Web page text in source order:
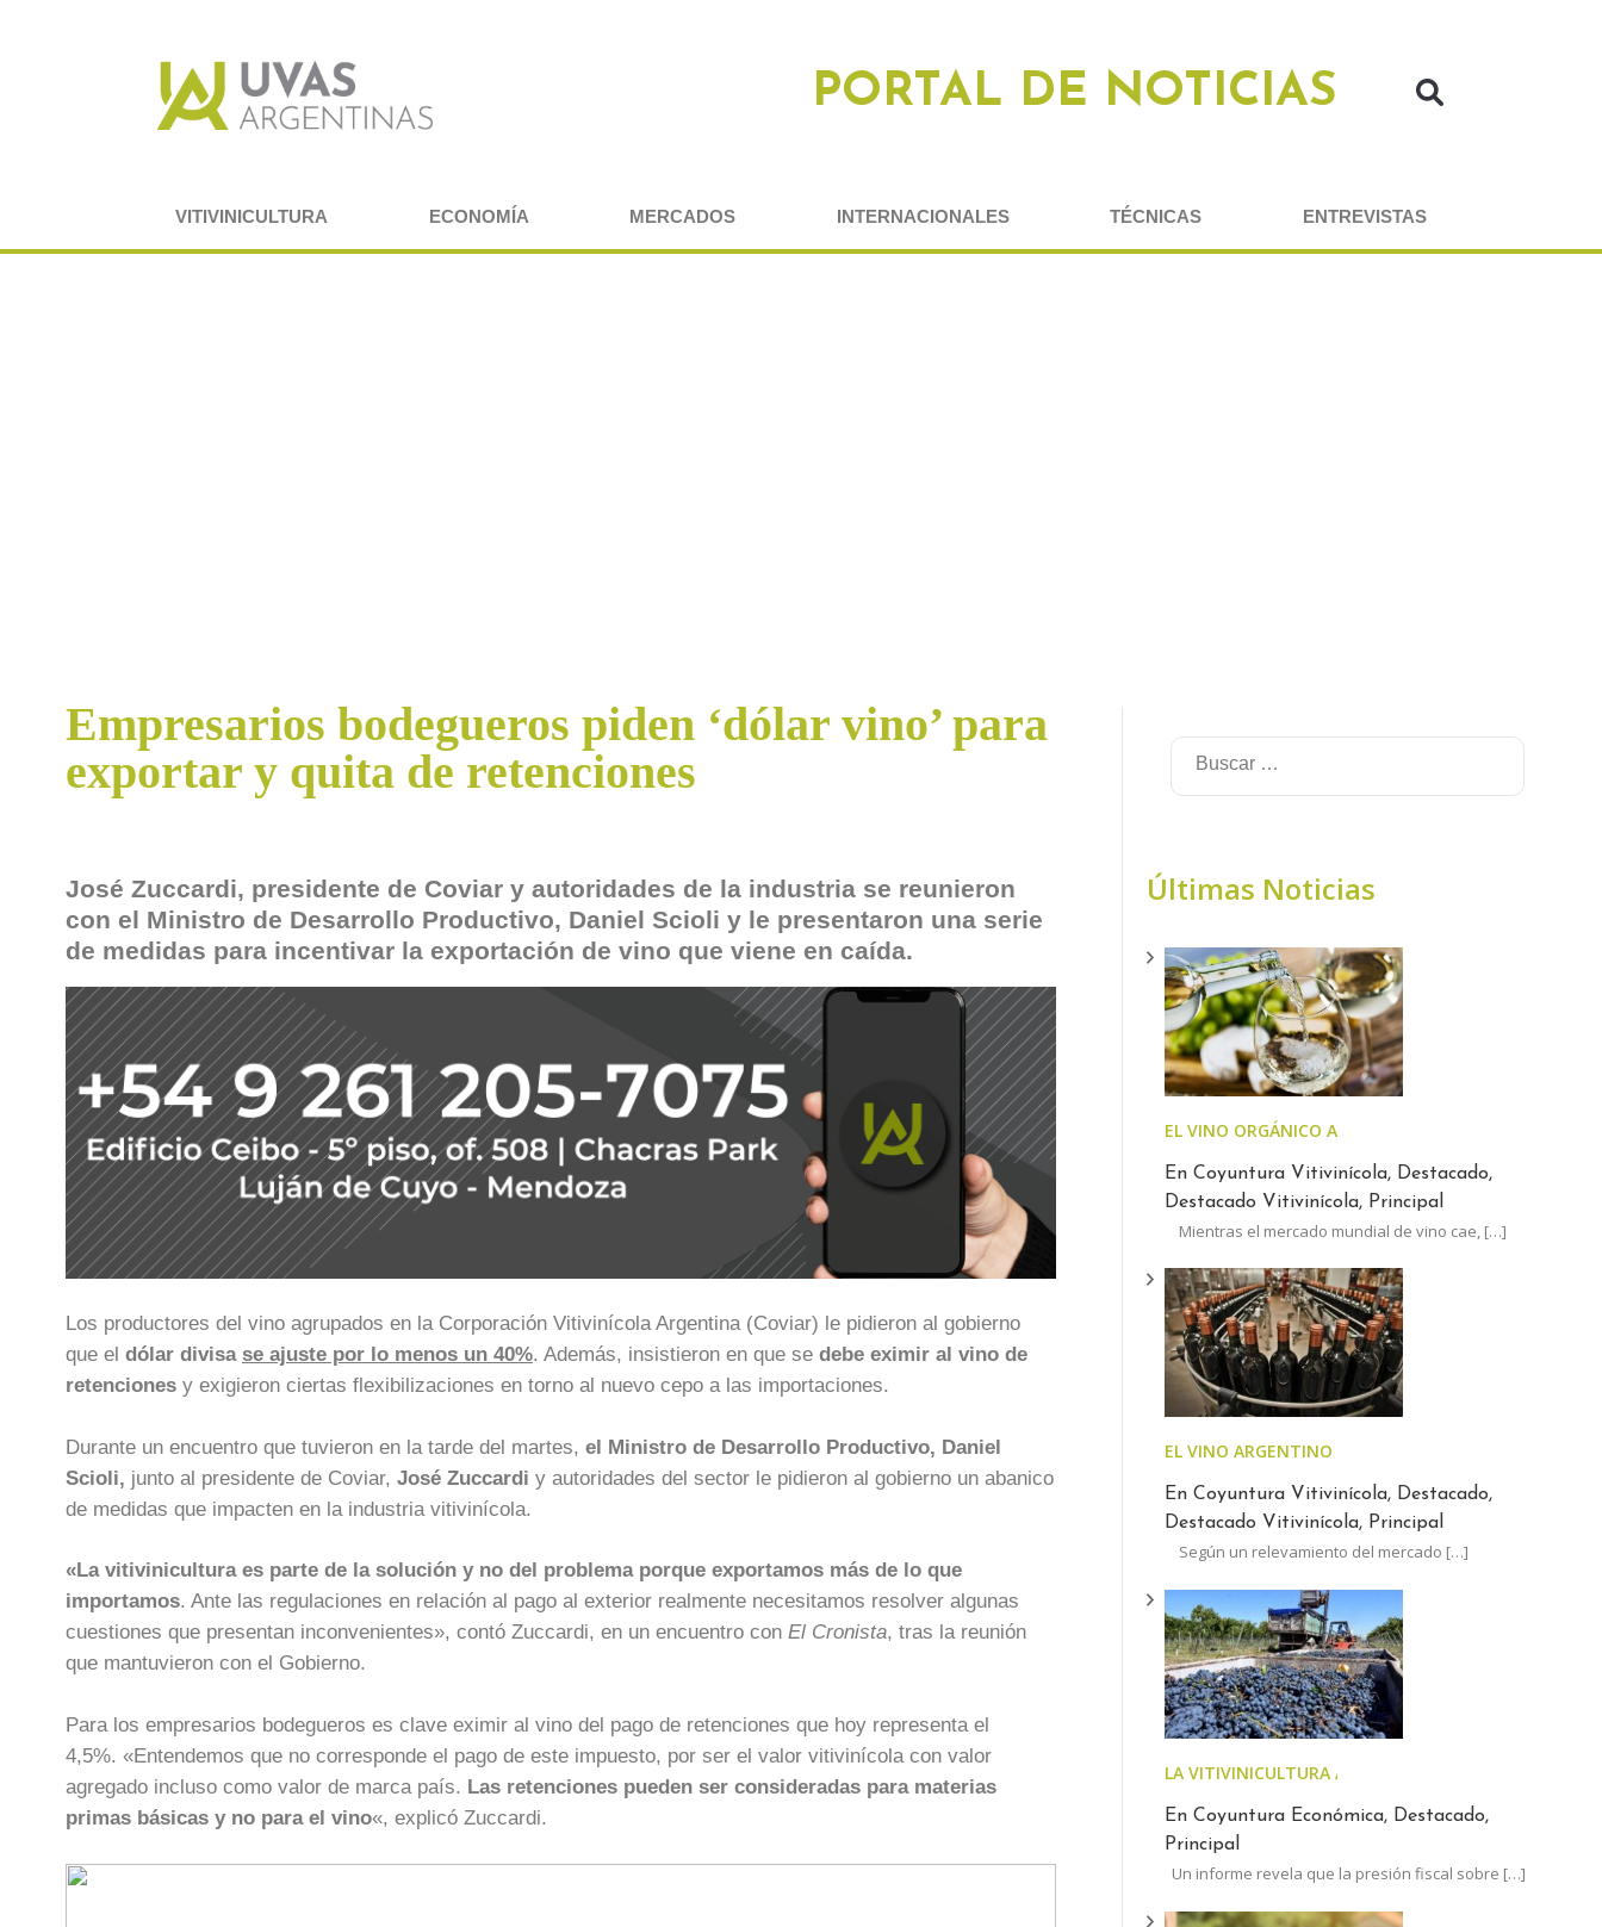
PORTAL DE NOTICIAS
VITIVINICULTURA ECONOMÍA MERCADOS INTERNACIONALES TÉCNICAS ENTREVISTAS
Empresarios bodegueros piden ‘dólar vino’ para
exportar y quita de retenciones
José Zuccardi, presidente de Coviar y autoridades de la industria se reunieron
con el Ministro de Desarrollo Productivo, Daniel Scioli y le presentaron una serie
de medidas para incentivar la exportación de vino que viene en caída.
Los productores del vino agrupados en la Corporación Vitivinícola Argentina (Coviar) le pidieron al gobierno
que el dólar divisa se ajuste por lo menos un 40%. Además, insistieron en que se debe eximir al vino de
retenciones y exigieron ciertas flexibilizaciones en torno al nuevo cepo a las importaciones.
Durante un encuentro que tuvieron en la tarde del martes, el Ministro de Desarrollo Productivo, Daniel
Scioli, junto al presidente de Coviar, José Zuccardi y autoridades del sector le pidieron al gobierno un abanico
de medidas que impacten en la industria vitivinícola.
«La vitivinicultura es parte de la solución y no del problema porque exportamos más de lo que
importamos. Ante las regulaciones en relación al pago al exterior realmente necesitamos resolver algunas
cuestiones que presentan inconvenientes», contó Zuccardi, en un encuentro con El Cronista, tras la reunión
que mantuvieron con el Gobierno.
Para los empresarios bodegueros es clave eximir al vino del pago de retenciones que hoy representa el
4,5%. «Entendemos que no corresponde el pago de este impuesto, por ser el valor vitivinícola con valor
agregado incluso como valor de marca país. Las retenciones pueden ser consideradas para materias
primas básicas y no para el vino«, explicó Zuccardi.
Últimas Noticias
EL VINO ORGÁNICO ARGENTINO CRECE A
En Coyuntura Vitivinícola, Destacado,
Destacado Vitivinícola, Principal
Mientras el mercado mundial de vino cae, […]
EL VINO ARGENTINO AUMENTÓ MENOS QUE LA
En Coyuntura Vitivinícola, Destacado,
Destacado Vitivinícola, Principal
Según un relevamiento del mercado […]
LA VITIVINICULTURA ARGENTINA, AL LÍMITE: EL
En Coyuntura Económica, Destacado,
Principal
Un informe revela que la presión fiscal sobre […]